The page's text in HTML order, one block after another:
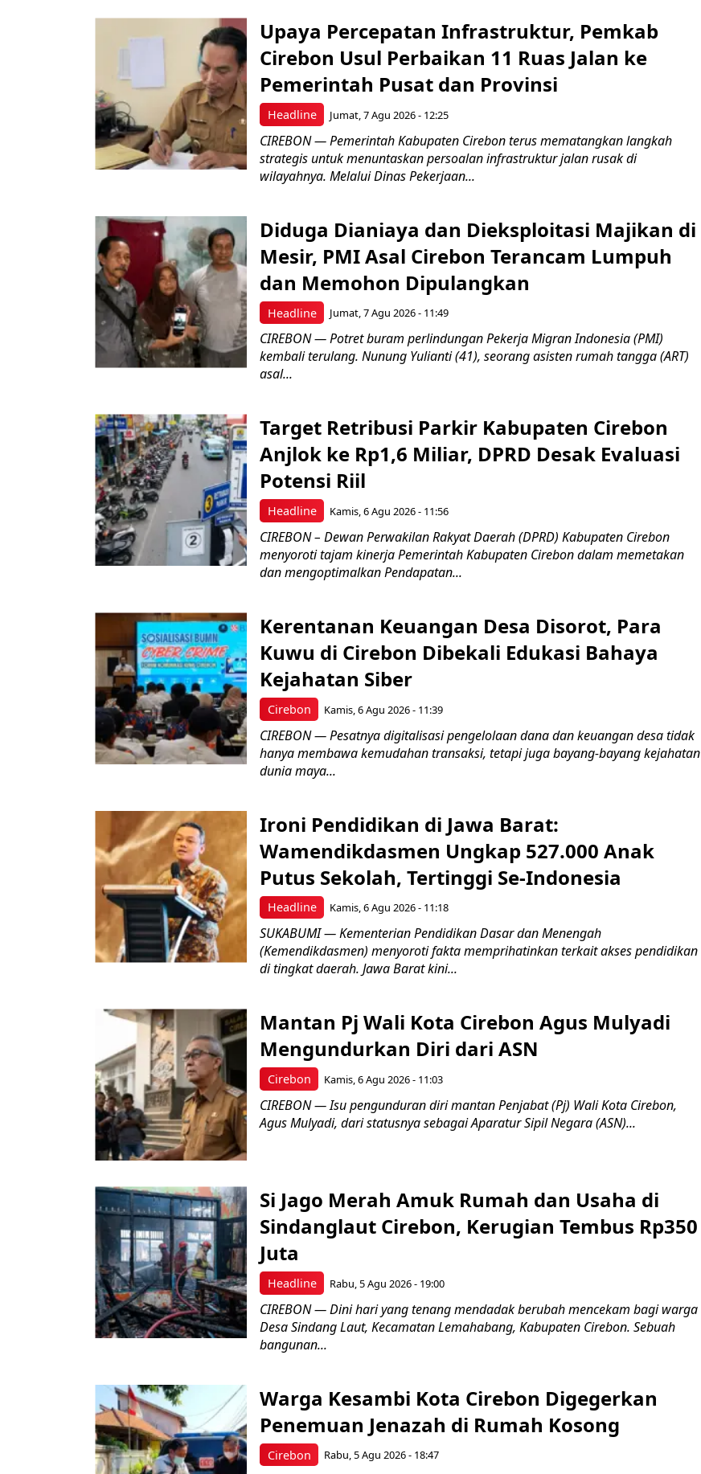
Headline
Upaya Percepatan Infrastruktur, Pemkab
Cirebon Usul Perbaikan 11 Ruas Jalan ke
Pemerintah Pusat dan Provinsi
Jumat, 7 Agu 2026 - 12:25
CIREBON — Pemerintah Kabupaten Cirebon terus mematangkan langkah
strategis untuk menuntaskan persoalan infrastruktur jalan rusak di
wilayahnya. Melalui Dinas Pekerjaan...
Headline
Diduga Dianiaya dan Dieksploitasi Majikan di
Mesir, PMI Asal Cirebon Terancam Lumpuh
dan Memohon Dipulangkan
Jumat, 7 Agu 2026 - 11:49
CIREBON — Potret buram perlindungan Pekerja Migran Indonesia (PMI)
kembali terulang. Nunung Yulianti (41), seorang asisten rumah tangga (ART)
asal...
Headline
Target Retribusi Parkir Kabupaten Cirebon
Anjlok ke Rp1,6 Miliar, DPRD Desak Evaluasi
Potensi Riil
Kamis, 6 Agu 2026 - 11:56
CIREBON – Dewan Perwakilan Rakyat Daerah (DPRD) Kabupaten Cirebon
menyoroti tajam kinerja Pemerintah Kabupaten Cirebon dalam memetakan
dan mengoptimalkan Pendapatan...
Cirebon
Kerentanan Keuangan Desa Disorot, Para
Kuwu di Cirebon Dibekali Edukasi Bahaya
Kejahatan Siber
Kamis, 6 Agu 2026 - 11:39
CIREBON — Pesatnya digitalisasi pengelolaan dana dan keuangan desa tidak
hanya membawa kemudahan transaksi, tetapi juga bayang-bayang kejahatan
dunia maya...
Headline
Ironi Pendidikan di Jawa Barat:
Wamendikdasmen Ungkap 527.000 Anak
Putus Sekolah, Tertinggi Se-Indonesia
Kamis, 6 Agu 2026 - 11:18
SUKABUMI — Kementerian Pendidikan Dasar dan Menengah
(Kemendikdasmen) menyoroti fakta memprihatinkan terkait akses pendidikan
di tingkat daerah. Jawa Barat kini...
Cirebon
Mantan Pj Wali Kota Cirebon Agus Mulyadi
Mengundurkan Diri dari ASN
Kamis, 6 Agu 2026 - 11:03
CIREBON — Isu pengunduran diri mantan Penjabat (Pj) Wali Kota Cirebon,
Agus Mulyadi, dari statusnya sebagai Aparatur Sipil Negara (ASN)...
Headline
Si Jago Merah Amuk Rumah dan Usaha di
Sindanglaut Cirebon, Kerugian Tembus Rp350
Juta
Rabu, 5 Agu 2026 - 19:00
CIREBON — Dini hari yang tenang mendadak berubah mencekam bagi warga
Desa Sindang Laut, Kecamatan Lemahabang, Kabupaten Cirebon. Sebuah
bangunan...
Cirebon
Warga Kesambi Kota Cirebon Digegerkan
Penemuan Jenazah di Rumah Kosong
Rabu, 5 Agu 2026 - 18:47